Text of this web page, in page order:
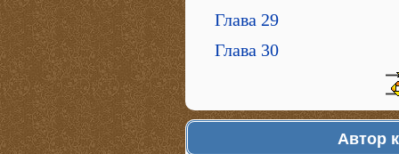
Глава 29
Глава 30
Автор